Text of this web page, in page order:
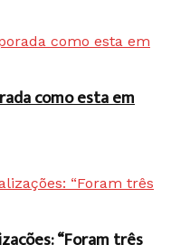
como esta em